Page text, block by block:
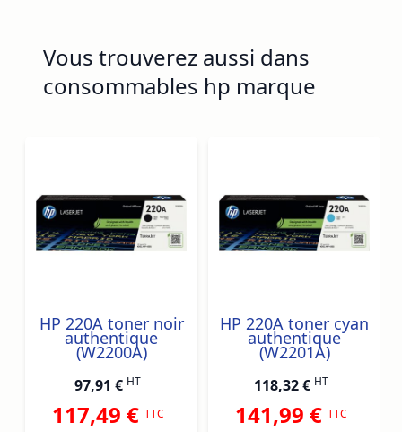
Vous trouverez aussi dans
consommables hp marque
HP 220A toner noir
authentique
(W2200A)
97,91 € HT
117,49 € TTC
HP 220A toner cyan
authentique
(W2201A)
118,32 € HT
141,99 € TTC